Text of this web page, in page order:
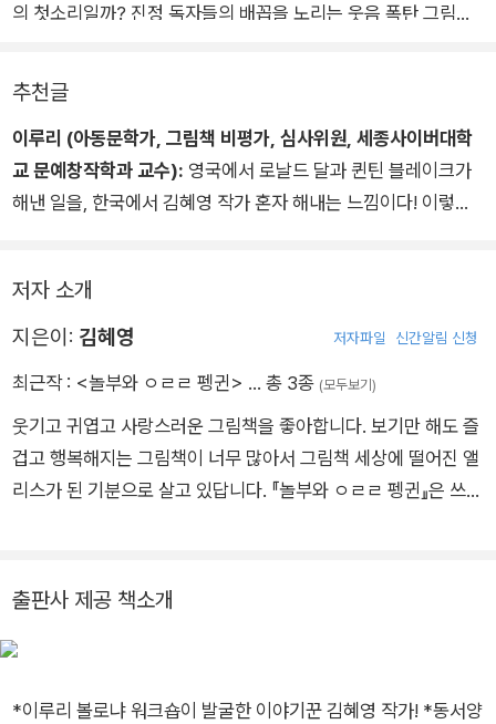
의 첫소리일까? 진정 독자들의 배꼽을 노리는 웃음 폭탄 그림책!
이다.
추천글
이루리 (아동문학가, 그림책 비평가, 심사위원, 세종사이버대학
교 문예창작학과 교수): 영국에서 로날드 달과 퀸틴 블레이크가
해낸 일을, 한국에서 김혜영 작가 혼자 해내는 느낌이다! 이렇게
저자 소개
지은이: 김혜영 저자파일 신간알림 신청
최근작 : <놀부와 ㅇㄹㄹ 펭귄> … 총 3종 (모두보기)
웃기고 귀엽고 사랑스러운 그림책을 좋아합니다. 보기만 해도 즐
겁고 행복해지는 그림책이 너무 많아서 그림책 세상에 떨어진 앨
리스가 된 기분으로 살고 있답니다. 『놀부와 ㅇㄹㄹ 펭귄』은 쓰고
출판사 제공 책소개
*이루리 볼로냐 워크숍이 발굴한 이야기꾼 김혜영 작가! *동서양